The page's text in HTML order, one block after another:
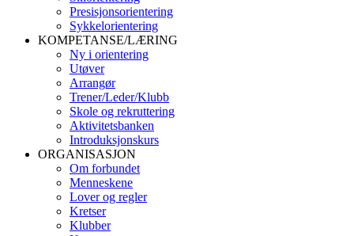
Presisjonsorientering
Sykkelorientering
KOMPETANSE/LÆRING
Ny i orientering
Utøver
Arrangør
Trener/Leder/Klubb
Skole og rekruttering
Aktivitetsbanken
Introduksjonskurs
ORGANISASJON
Om forbundet
Menneskene
Lover og regler
Kretser
Klubber